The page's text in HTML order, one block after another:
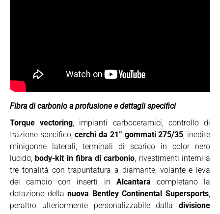
Fibra di carbonio a profusione e dettagli specifici
Torque vectoring, impianti carboceramici, controllo di
trazione specifico,cerchi da 21” gommati 275/35, inedite
minigonne laterali, terminali di scarico in color nero
lucido,body-kit in fibra di carbonio, rivestimenti interni a
tre tonalità con trapuntatura a diamante, volante e leva
del cambio con inserti in Alcantara completano la
dotazione dellanuova Bentley Continental Supersports,
peraltro ulteriormente personalizzabile dalla divisione